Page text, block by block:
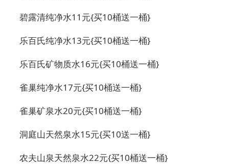
碧露清纯净水11元{买10桶送一桶}
乐百氏纯净水13元{买10桶送一桶}
乐百氏矿物质水16元{买10桶送一桶}
雀巢纯净水17元{买10桶送一桶}
雀巢矿泉水20元{买10桶送一桶}
洞庭山天然泉水15元{买10送一桶}
农夫山泉天然泉水22元{买10桶送一桶}